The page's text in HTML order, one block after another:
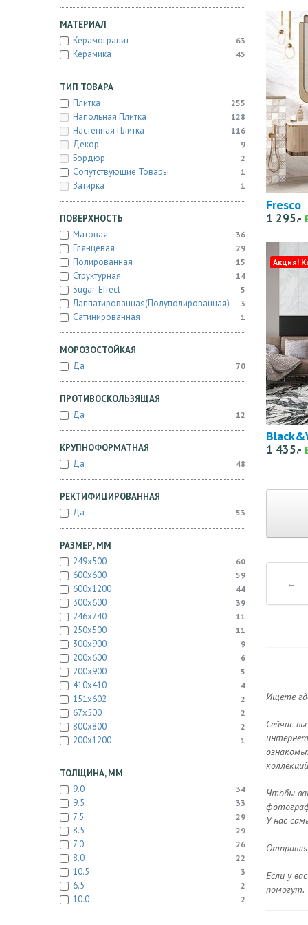
МАТЕРИАЛ
Керамогранит
63
Керамика 45
ТИП ТОВАРА
Плитка
255
Напольная Плитка 128
Настенная Плитка 116
Декор 9
Бордюр 2
Сопутствующие Товары 1
Затирка 1
ПОВЕРХНОСТЬ
Матовая
36
Глянцевая 29
Полированная 15
Структурная 14
Sugar-Effect 5
Лаппатированная(полуполированная) 3
Сатинированная 1
МОРОЗОСТОЙКАЯ
Да
70
ПРОТИВОСКОЛЬЗЯЩАЯ
Да
12
КРУПНОФОРМАТНАЯ
Да
48
РЕКТИФИЦИРОВАННАЯ
Да
53
РАЗМЕР, ММ
249x500
60
600x600 59
600x1200 44
300x600 39
246x740 11
250x500 11
300x900 9
200x600 6
200x900 5
410x410 4
151x602 2
67x500 2
800x800 2
200x1200 1
ТОЛЩИНА, ММ
9.0
34
9.5 33
7.5 29
8.5 29
7.0 26
8.0 22
10.5 3
6.5 2
10.0 2
Fresco
1 295.-
1 435.-
Акция!
←
Ищете
Сейчас
Чтобы
У нас
Если у
помогут.